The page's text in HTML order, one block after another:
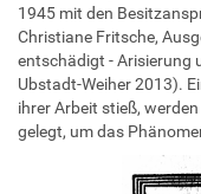
1945 mit den
Christiane Fritsche,
entschädigt - Arisierung
Ubstadt-Weiher 2013).
ihrer Arbeit stieß,
gelegt, um das